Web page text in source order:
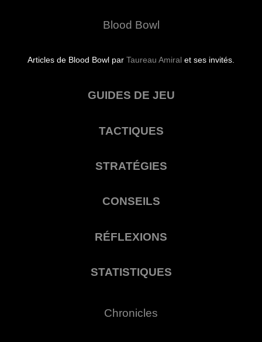
Blood Bowl
Articles de Blood Bowl par Taureau Amiral et ses invités.
GUIDES DE JEU
TACTIQUES
STRATÉGIES
CONSEILS
RÉFLEXIONS
STATISTIQUES
Chronicles